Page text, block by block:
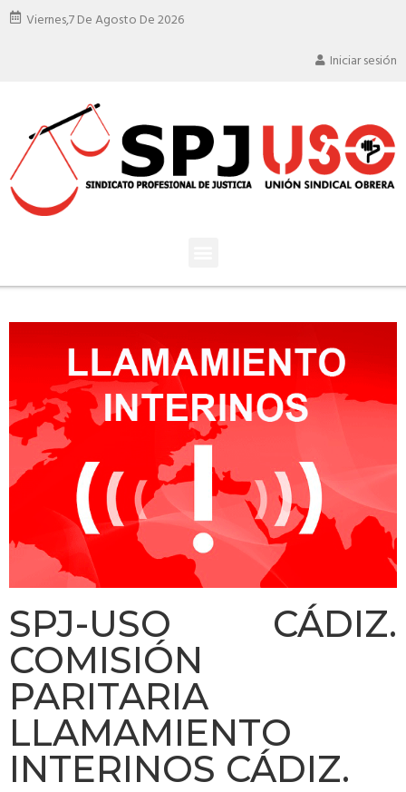
Viernes,7 De Agosto De 2026
Iniciar sesión
SPJ-USO CÁDIZ.
COMISIÓN
PARITARIA
LLAMAMIENTO
INTERINOS CÁDIZ.